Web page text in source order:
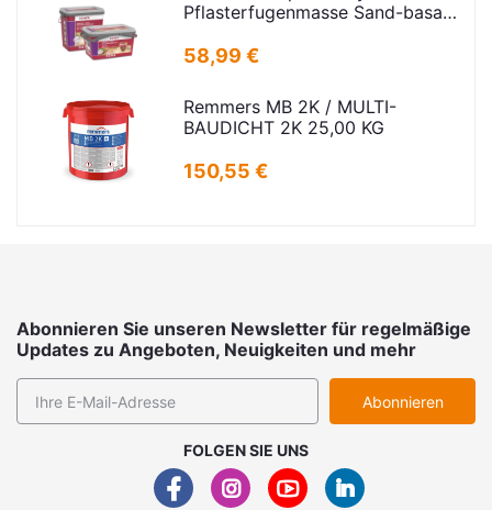
Pflasterfugenmasse Sand-basalt
58,99 €
Remmers MB 2K / MULTI-
BAUDICHT 2K 25,00 KG
150,55 €
Abonnieren Sie unseren Newsletter für regelmäßige
Updates zu Angeboten, Neuigkeiten und mehr
Abonnieren
FOLGEN SIE UNS